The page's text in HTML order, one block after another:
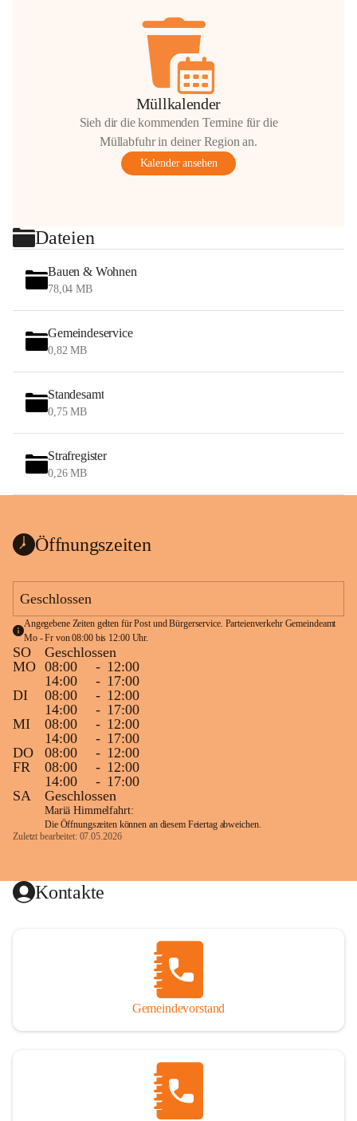
Müllkalender
Sieh dir die kommenden Termine für die
Müllabfuhr in deiner Region an.
Kalender ansehen
Dateien
Bauen & Wohnen
78,04 MB
Gemeindeservice
0,82 MB
Standesamt
0,75 MB
Strafregister
0,26 MB
Öffnungszeiten
Geschlossen
Angegebene Zeiten gelten für Post und Bürgerservice. Parteienverkehr Gemeindeamt
Mo - Fr von 08:00 bis 12:00 Uhr.
SO
Geschlossen
MO 08:00 - 12:00
14:00
- 17:00
DI
08:00 - 12:00
14:00
- 17:00
MI
08:00 - 12:00
14:00
- 17:00
DO
08:00 - 12:00
FR
08:00 - 12:00
14:00
- 17:00
SA
Geschlossen
Mariä Himmelfahrt:
Die Öffnungszeiten können an diesem Feiertag abweichen.
Zuletzt bearbeitet: 07.05.2026
Kontakte
Gemeindevorstand